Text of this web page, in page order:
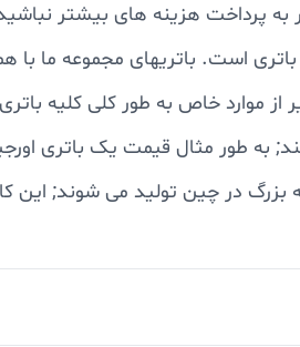
است. باتریهای مجموعه ما با
از موارد خاص به طور کلی کلیه
بزرگ در چین تولید می شوند; این